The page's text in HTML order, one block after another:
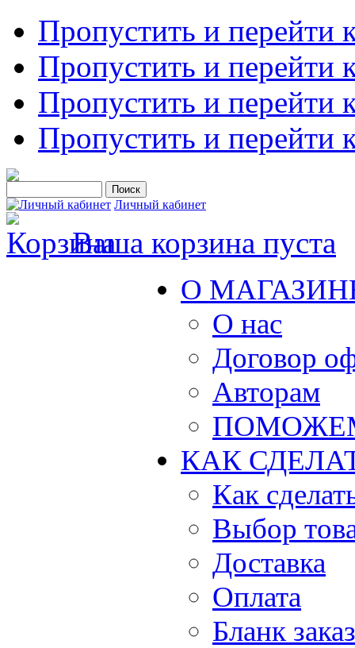
Пропустить и перейти
Пропустить и перейти
Пропустить и перейти
Пропустить и перейти
Личный кабинет
Ваша корзина пуста
О
О нас
Договор
Авторам
КАК
Как
Выбор
Доставка
Оплата
Бланк